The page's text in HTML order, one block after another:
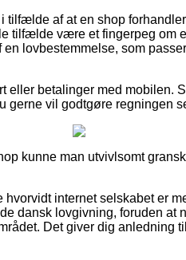
af at en shop
tilfælde være et fingerpeg om
lovbestemmelse, som
eller betalinger med mobilen.
gerne vil godtgøre regningen
kunne man utvivlsomt
internet selskabet er
dansk lovgivning, foruden at
Det giver dig anledning